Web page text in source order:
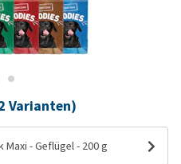
Varianten)
- Geflügel - 200 g